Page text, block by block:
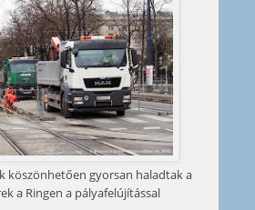
köszönhetően gyorsan haladtak a
a Ringen a pályafelújítással